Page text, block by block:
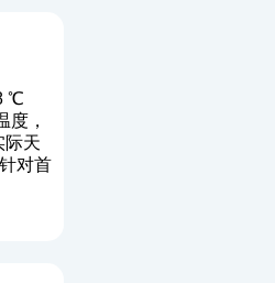
℃
，
际天
对首